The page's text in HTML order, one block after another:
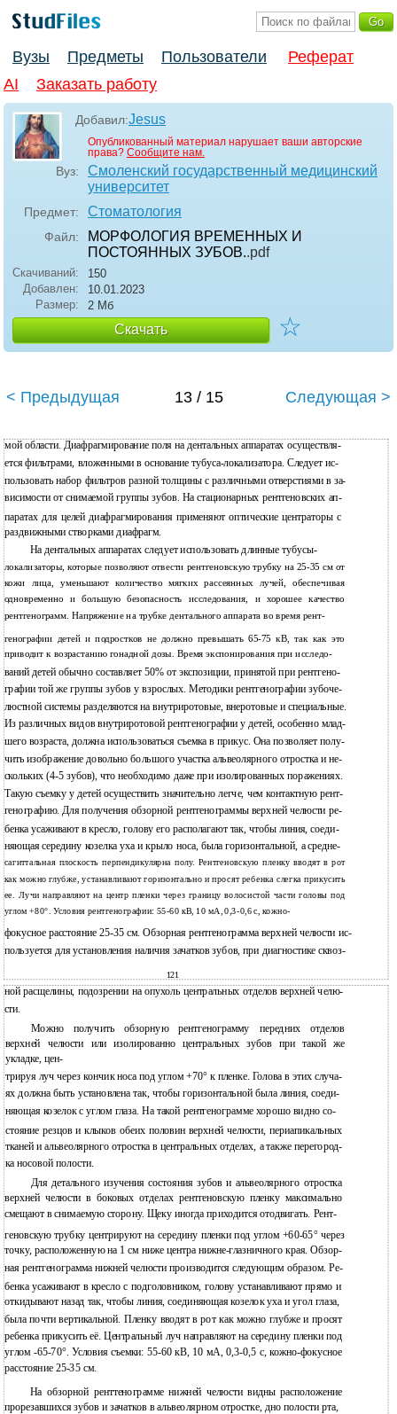
Вузы Предметы Пользователи
Реферат
AI
Заказать работу
Добавил:Jesus
Опубликованный материал нарушает ваши авторские
права? Сообщите нам.
Вуз:
Смоленский государственный медицинский
университет
Предмет: Стоматология
Файл:
МОРФОЛОГИЯ ВРЕМЕННЫХ И
ПОСТОЯННЫХ ЗУБОВ..pdf
Скачиваний:
150
Добавлен:
10.01.2023
Размер:
2 Мб
Скачать ☆
< Предыдущая 13 / 15 Следующая >
мой области. Диафрагмирование поля на дентальных аппаратах осуществля-
ется фильтрами, вложенными в основание тубуса-локализатора. Следует ис-
пользовать набор фильтров разной толщины с различными отверстиями в за-
висимости от снимаемой группы зубов. На стационарных рентгеновских ап-
паратах для целей диафрагмирования применяют оптические центраторы с
раздвижными створками диафрагм.
На дентальных аппаратах следует использовать длинные тубусы-
локализаторы, которые позволяют отвести рентгеновскую трубку на 25-35 см от
кожи лица, уменьшают количество мягких рассеянных лучей, обеспечивая
одновременно и большую безопасность исследования, и хорошее качество
рентгенограмм. Напряжение на трубке дентального аппарата во время рент-
генографии детей и подростков не должно превышать 65-75 кВ, так как это
приводит к возрастанию гонадной дозы. Время экспонирования при исследо-
ваний детей обычно составляет 50% от экспозиции, принятой при рентгено-
графии той же группы зубов у взрослых. Методики рентгенографии зубоче-
люстной системы разделяются на внутриротовые, внеротовые и специальные.
Из различных видов внутриротовой рентгенографии у детей, особенно млад-
шего возраста, должна использоваться съемка в прикус. Она позволяет полу-
чить изображение довольно большого участка альвеолярного отростка и не-
скольких (4-5 зубов), что необходимо даже при изолированных поражениях.
Такую съемку у детей осуществить значительно легче, чем контактную рент-
генографию. Для получения обзорной рентгенограммы верхней челюсти ре-
бенка усаживают в кресло, голову его располагают так, чтобы линия, соеди-
няющая середину козелка уха и крыло носа, была горизонтальной, а средне-
сагиттальная плоскость перпендикулярна полу. Рентгеновскую пленку вводят в рот
как можно глубже, устанавливают горизонтально и просят ребенка слегка прикусить
ее. Лучи направляют на центр пленки через границу волосистой части головы под
углом +80°. Условия рентгенографии: 55-60 кВ, 10 мА, 0,3-0,6 с, кожно-
фокусное расстояние 25-35 см. Обзорная рентгенограмма верхней челюсти ис-
пользуется для установления наличия зачатков зубов, при диагностике сквоз-
121
ной расщелины, подозрении на опухоль центральных отделов верхней челю-
сти.
Можно получить обзорную рентгенограмму передних отделов
верхней челюсти или изолированно центральных зубов при такой же
укладке, цен-
трируя луч через кончик носа под углом +70° к пленке. Голова в этих случа-
ях должна быть установлена так, чтобы горизонтальной была линия, соеди-
няющая козелок с углом глаза. На такой рентгенограмме хорошо видно со-
стояние резцов и клыков обеих половин верхней челюсти, периапикальных
тканей и альвеолярного отростка в центральных отделах, а также перегород-
ка носовой полости.
Для детального изучения состояния зубов и альвеолярного отростка
верхней челюсти в боковых отделах рентгеновскую пленку максимально
смещают в снимаемую сторону. Щеку иногда приходится отодвигать. Рент-
геновскую трубку центрируют на середину пленки под углом +60-65° через
точку, расположенную на 1 см ниже центра нижне-глазничного края. Обзор-
ная рентгенограмма нижней челюсти производится следующим образом. Ре-
бенка усаживают в кресло с подголовником, голову устанавливают прямо и
откидывают назад так, чтобы линия, соединяющая козелок уха и угол глаза,
была почти вертикальной. Пленку вводят в рот как можно глубже и просят
ребенка прикусить её. Центральный луч направляют на середину пленки под
углом -65-70°. Условия съемки: 55-60 кВ, 10 мА, 0,3-0,5 с, кожно-фокусное
расстояние 25-35 см.
На обзорной ренттенограмме нижней челюсти видны расположение
прорезавшихся зубов и зачатков в альвеолярном отростке, дно полости рта,